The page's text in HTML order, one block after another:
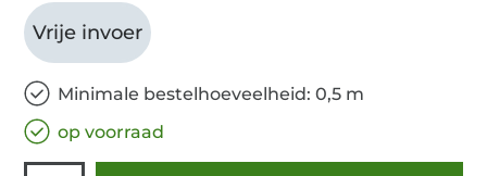
Vrije invoer
Minimale bestelhoeveelheid: 0,5 m
op voorraad